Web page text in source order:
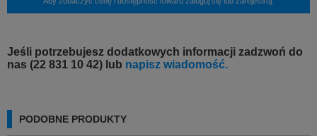
Jeśli potrzebujesz dodatkowych informacji zadzwoń do
nas (22 831 10 42) lub napisz wiadomość.
PODOBNE PRODUKTY